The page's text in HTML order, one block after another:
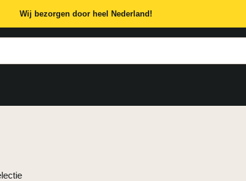
Wij bezorgen door heel Nederland!